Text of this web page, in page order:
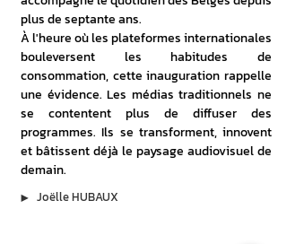
plus de septante ans.
À l'heure où les plateformes internationales
bouleversent les habitudes de
consommation, cette inauguration rappelle
une évidence. Les médias traditionnels ne
se contentent plus de diffuser des
programmes. Ils se transforment, innovent
et bâtissent déjà le paysage audiovisuel de
demain.
▶︎ Joëlle HUBAUX